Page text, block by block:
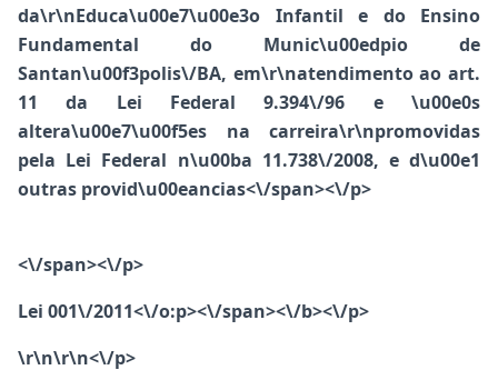
da\r\nEduca\u00e7\u00e3o Infantil e do Ensino
Fundamental do Munic\u00edpio de
Santan\u00f3polis\/BA, em\r\natendimento ao art.
11 da Lei Federal 9.394\/96 e \u00e0s
altera\u00e7\u00f5es na carreira\r\npromovidas
pela Lei Federal n\u00ba 11.738\/2008, e d\u00e1
outras provid\u00eancias<\/span><\/p>
<\/span><\/p>
Lei 001\/2011<\/o:p><\/span><\/b><\/p>
\r\n\r\n<\/p>